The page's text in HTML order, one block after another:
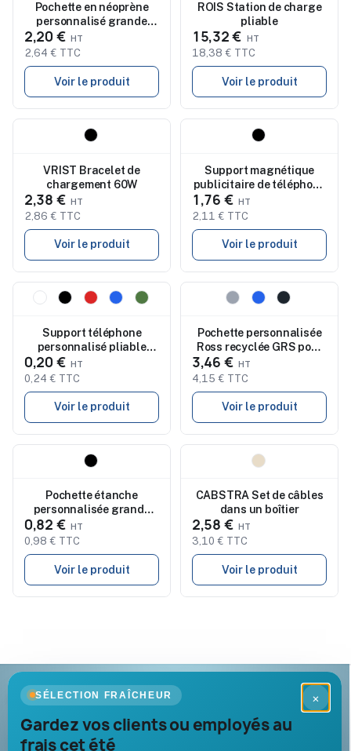
Pochette en néoprène
personnalisé grande
pour téléphone
ARMPHONE
2,20 €
2,64 € TTC
Voir le produit
ROIS Station de charge
pliable
15,32 €
18,38 € TTC
Voir le produit
VRIST Bracelet de
chargement 60W
2,38 €
2,86 € TTC
Voir le produit
Support magnétique
publicitaire de téléphone
HOLDME
1,76 €
2,11 € TTC
Voir le produit
Nouveau
Support téléphone
personnalisé pliable
antidérapant KUNIR
0,20 €
0,24 € TTC
Voir le produit
Nouveau
Pochette personnalisée
Ross recyclée GRS pour
téléphone portable
3,46 €
4,15 € TTC
Voir le produit
Pochette étanche
personnalisée grande
pour smartphone - SMAG
0,82 €
0,98 € TTC
Voir le produit
CABSTRA Set de câbles
dans un boîtier
2,58 €
3,10 € TTC
Voir le produit
×
SÉLECTION FRAÎCHEUR
Gardez vos clients ou employés au
frais cet été
Goodies Pub France
Objets publicitaires · par Promenoch
Votre partenaire B2B pour les goodies et cadeaux d’affaires